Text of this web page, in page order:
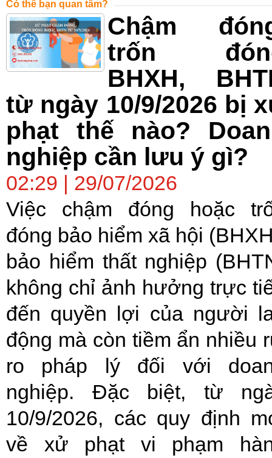
Có thể bạn quan tâm?
Chậm
trốn
BHXH,
từ ngày 10/9/2026 bị
phạt thế nào?
nghiệp cần lưu ý gì?
02:29 | 29/07/2026
Việc chậm đóng hoặc
đóng bảo hiểm xã hội
bảo hiểm thất nghiệp
không chỉ ảnh hưởng trực
đến quyền lợi của người
động mà còn tiềm ẩn nhiều
ro pháp lý đối với
nghiệp. Đặc biệt, từ
10/9/2026, các quy định
về xử phạt vi phạm